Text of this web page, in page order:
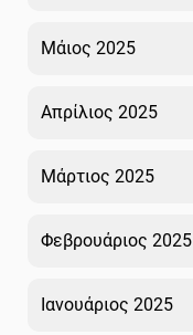
Μάιος 2025
Απρίλιος 2025
Μάρτιος 2025
Φεβρουάριος 2025
Ιανουάριος 2025